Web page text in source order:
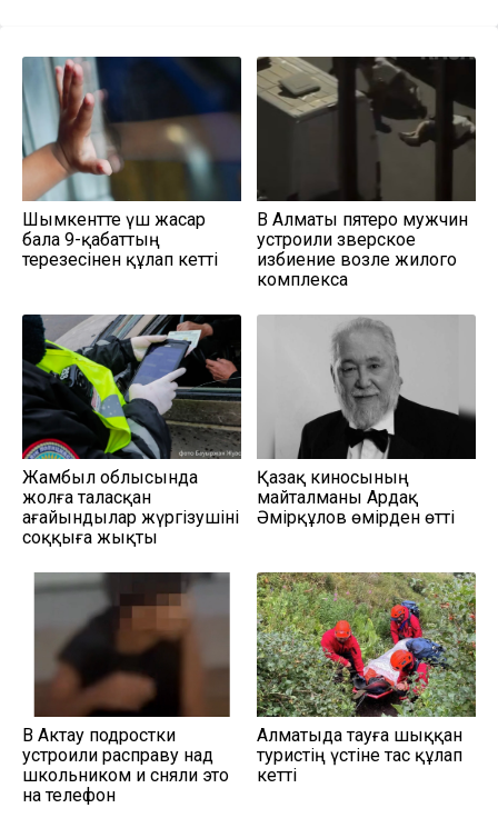
Шымкентте үш жасар
бала 9-қабаттың
терезесінен құлап кетті
В Алматы пятеро мужчин
устроили зверское
избиение возле жилого
комплекса
Жамбыл облысында
жолға таласқан
ағайындылар жүргізушіні
соққыға жықты
Қазақ киносының
майталманы Ардақ
Әмірқұлов өмірден өтті
В Актау подростки
устроили расправу над
школьником и сняли это
на телефон
Алматыда тауға шыққан
туристің үстіне тас құлап
кетті